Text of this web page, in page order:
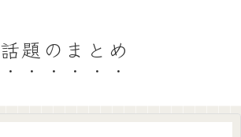
話題のまとめ